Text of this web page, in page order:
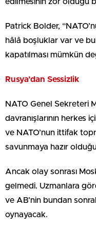
Patrick Bolder,
hâlâ boşluklar var ve
kapatılması mümkün
Rusya’dan Sessizlik
NATO Genel Sekreteri
davranışlarının herkes
ve NATO’nun ittifak
savunmaya hazır
Ancak olay sonrası
gelmedi. Uzmanlara
ve AB’nin bundan
oynayacak.